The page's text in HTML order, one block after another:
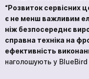
“Розвиток сервісних
є не менш важливим
ніж безпосереднє
справна техніка на
ефективність
наголошують у BlueBird